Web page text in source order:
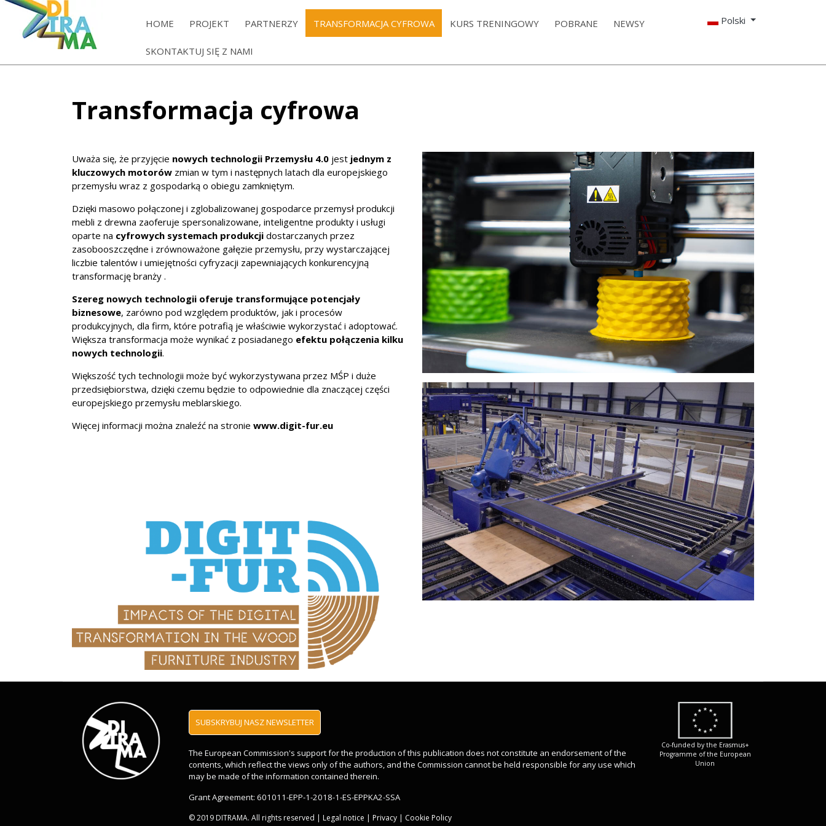
HOME PROJEKT PARTNERZY TRANSFORMACJA CYFROWA KURS TRENINGOWY POBRANE NEWSY
SKONTAKTUJ SIĘ Z NAMI
Polski
Transformacja cyfrowa
Uważa się, że przyjęcie nowych technologii Przemysłu 4.0 jest jednym z
kluczowych motorów zmian w tym i następnych latach dla europejskiego
przemysłu wraz z gospodarką o obiegu zamkniętym.
Dzięki masowo połączonej i zglobalizowanej gospodarce przemysł produkcji
mebli z drewna zaoferuje spersonalizowane, inteligentne produkty i usługi
oparte na cyfrowych systemach produkcji dostarczanych przez
zasobooszczędne i zrównoważone gałęzie przemysłu, przy wystarczającej
liczbie talentów i umiejętności cyfryzacji zapewniających konkurencyjną
transformację branży .
Szereg nowych technologii oferuje transformujące potencjały
biznesowe, zarówno pod względem produktów, jak i procesów
produkcyjnych, dla firm, które potrafią je właściwie wykorzystać i adoptować.
Większa transformacja może wynikać z posiadanego efektu połączenia kilku
nowych technologii.
Większość tych technologii może być wykorzystywana przez MŚP i duże
przedsiębiorstwa, dzięki czemu będzie to odpowiednie dla znaczącej części
europejskiego przemysłu meblarskiego.
Więcej informacji można znaleźć na stronie www.digit-fur.eu
SUBSKRYBUJ NASZ NEWSLETTER
The European Commission's support for the production of this publication does not constitute an endorsement of the
contents, which reflect the views only of the authors, and the Commission cannot be held responsible for any use which
may be made of the information contained therein.
Grant Agreement: 601011-EPP-1-2018-1-ES-EPPKA2-SSA
© 2019 DITRAMA. All rights reserved | Legal notice | Privacy | Cookie Policy
Co-funded by the Erasmus+
Programme of the European
Union